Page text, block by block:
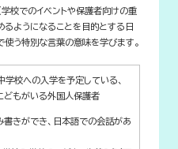
校でのイベントや保護者向けの重
るようになることを目的とする日
う特別な言葉の意味を学びます。
校への入学を予定している、
どもがいる外国人保護者
きができ、日本語での会話があ